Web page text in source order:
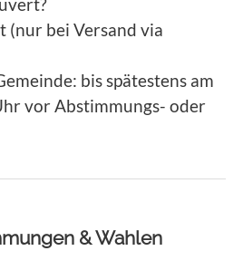
bei Versand via
bis spätestens am
vor Abstimmungs- oder
& Wahlen